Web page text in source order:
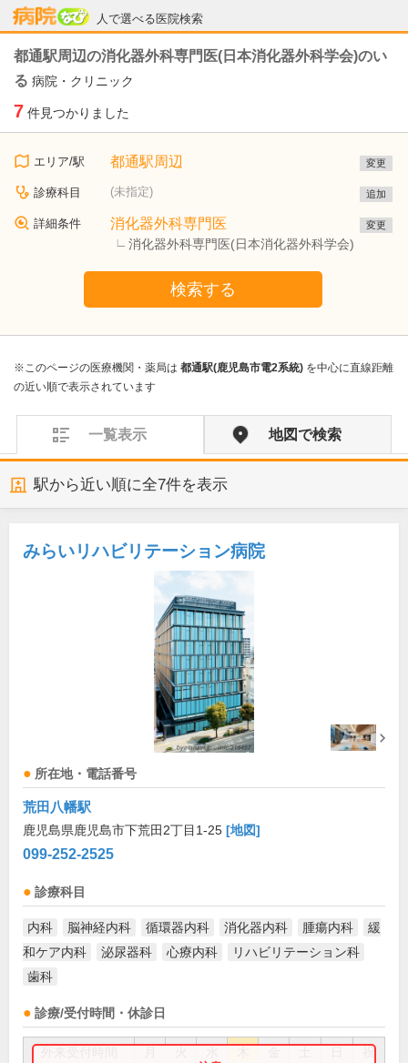
人で選べる医院検索
病院なび
都通駅周辺の消化器外科専門医(日本消化器外科学会)のい
る 病院・クリニック
7 件見つかりました
エリア/駅 都通駅周辺 変更
診療科目 (未指定) 追加
詳細条件 消化器外科専門医
消化器外科専門医(日本消化器外科学会)
変更
検索する
※このページの医療機関・薬局は 都通駅(鹿児島市電2系統) を中心に直線距離
の近い順で表示されています
一覧表示 地図で検索
駅から近い順に全7件を表示
みらいリハビリテーション病院
所在地・電話番号
荒田八幡駅
鹿児島県鹿児島市下荒田2丁目1-25 [地図]
099-252-2525
診療科目
内科 脳神経内科 循環器内科 消化器内科 腫瘍内科
緩
和ケア内科
泌尿器科 心療内科
リハビリテーション科
歯科
診療/受付時間・休診日
祝